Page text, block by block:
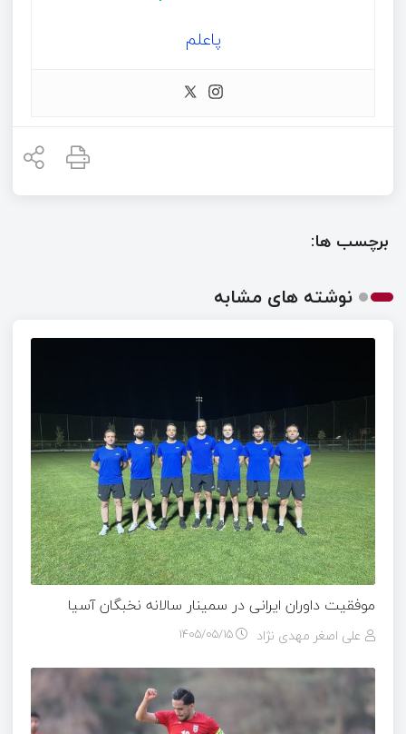
پاعلم
برچسب ها:
نوشته های مشابه
موفقیت داوران ایرانی در سمینار سالانه نخبگان آسیا
علی اصغر مهدی نژاد ۱۴۰۵/۰۵/۱۵